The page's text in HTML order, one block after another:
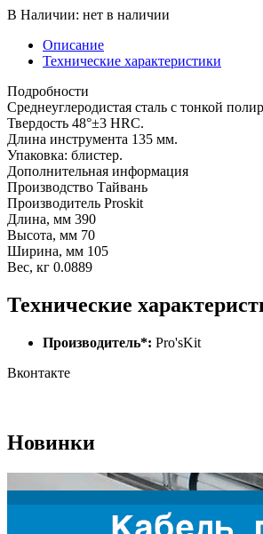
В Наличии: нет в наличии
Описание
Технические характеристики
Подробности
Среднеуглеродистая сталь с тонкой
Твердость 48°±3 HRC.
Длина инструмента 135 мм.
Упаковка: блистер.
Дополнительная информация
Производство Тайвань
Производитель Proskit
Длина, мм 390
Высота, мм 70
Ширина, мм 105
Вес, кг 0.0889
Технические
Производитель*: Pro'sKit
Вконтакте
Новинки